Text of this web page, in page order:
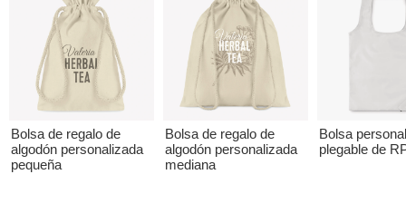
Bolsa de regalo de
algodón personalizada
pequeña
Bolsa de regalo de
algodón personalizada
mediana
Bolsa
plegable de